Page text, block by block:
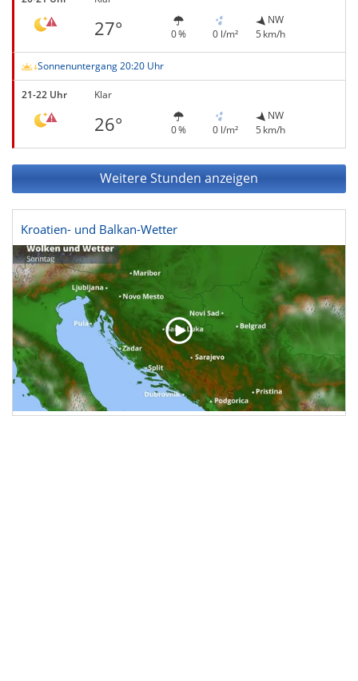
27° 0 % 0 l/m²
NW
5 km/h
Sonnenuntergang 20:20 Uhr
21-22 Uhr Klar
26° 0 % 0 l/m²
NW
5 km/h
Weitere Stunden anzeigen
Kroatien- und Balkan-Wetter